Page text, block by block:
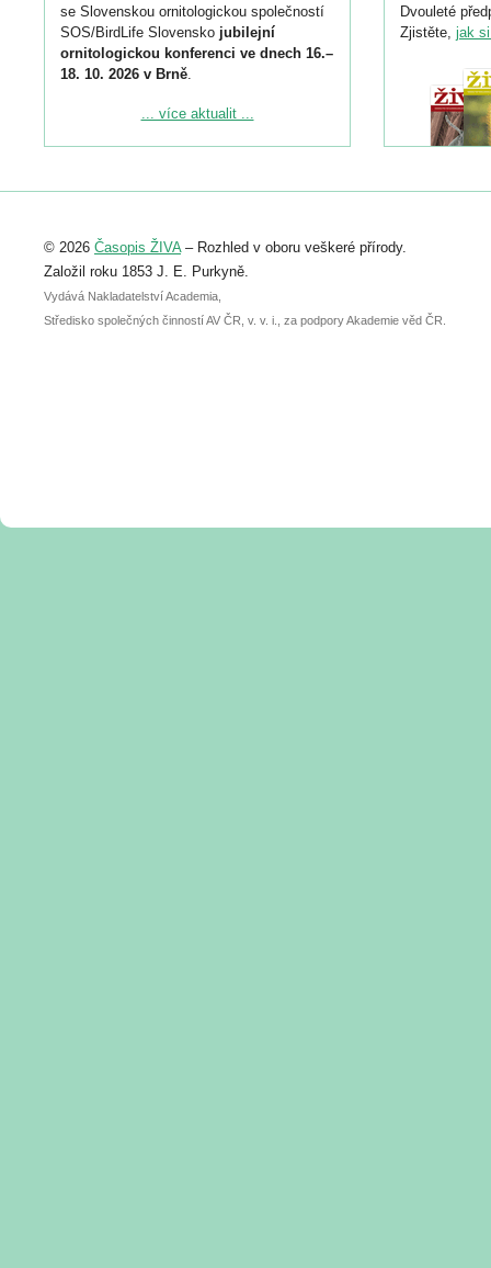
se Slovenskou ornitologickou společností
SOS/BirdLife Slovensko jubilejní
ornitologickou konferenci ve dnech 16.–
18. 10. 2026 v Brně.
Podrobnější informace ke konferenci
Registrovat se můžete do 6. září.
abstraktu přihlášené přednášky nebo
posteru je už 30. června.
... více aktualit ...
Dvouleté
Zjistěte, jak
© 2026 Časopis ŽIVA– Rozhled v oboru veškeré přírody.
Založil roku 1853 J. E. Purkyně.
Vydává Nakladatelství Academia,
Středisko společných činností AV ČR, v. v. i., za podpory Akademie věd ČR.